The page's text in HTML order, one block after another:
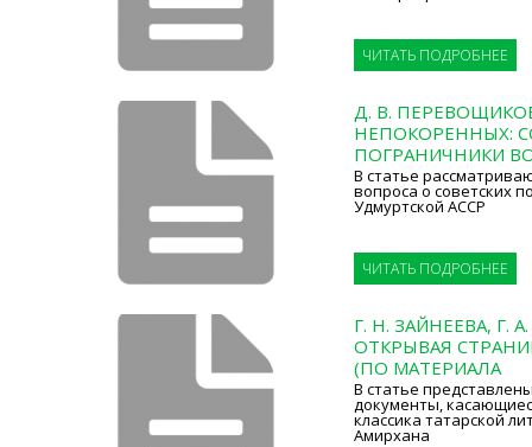
ЧИТАТЬ ПОДРОБНЕЕ
Д. В.
НЕПОКОРЕННЫХ:
ПОГРАНИЧНИКИ
В статье
вопроса о советских
Удмуртской АССР
ЧИТАТЬ ПОДРОБНЕЕ
Г. Н. ЗАЙНЕЕВА, Г.
ОТКРЫВАЯ
(ПО МАТЕРИАЛА
В статье
документы,
классика татарской
Амирхана